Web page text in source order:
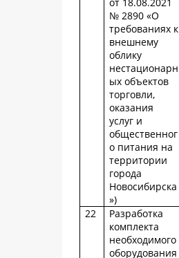
№ 2890 «О
требованиях к
внешнему
облику
нестационарн
ых объектов
торговли,
оказания
услуг и
общественног
о питания на
территории
города
Новосибирска
»)
22
Разработка
комплекта
необходимого
оборудования